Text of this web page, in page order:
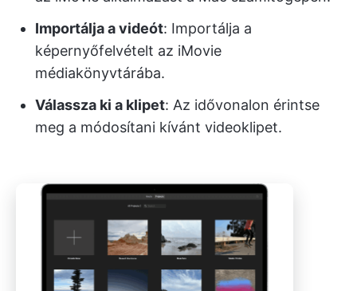
Importálja a videót: Importálja a
képernyőfelvételt az iMovie
médiakönyvtárába.
Válassza ki a klipet: Az idővonalon érintse
meg a módosítani kívánt videoklipet.